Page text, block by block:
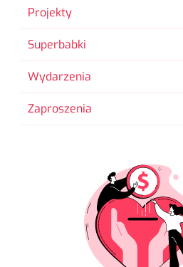
Projekty
Superbabki
Wydarzenia
Zaproszenia